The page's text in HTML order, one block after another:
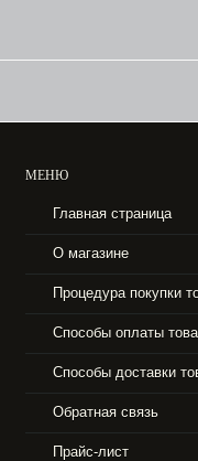
МЕНЮ
Главная страница
О магазине
Процедура покупки
Способы оплаты
Способы доставки
Обратная связь
Прайс-лист